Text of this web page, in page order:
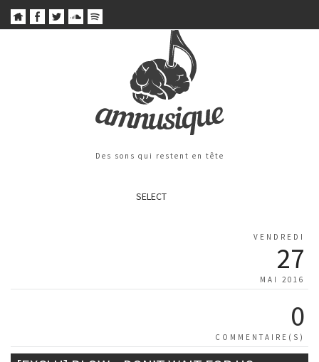
Des sons qui restent en tête
SELECT
VENDREDI
27
MAI 2016
0
COMMENTAIRE(S)